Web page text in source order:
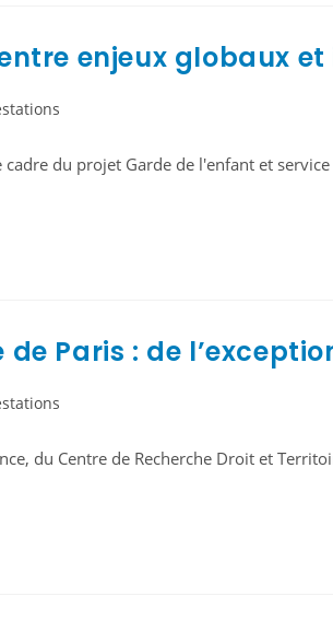
enjeux globaux
du projet Garde de l'enfant et
Paris : de
du Centre de Recherche Droit et